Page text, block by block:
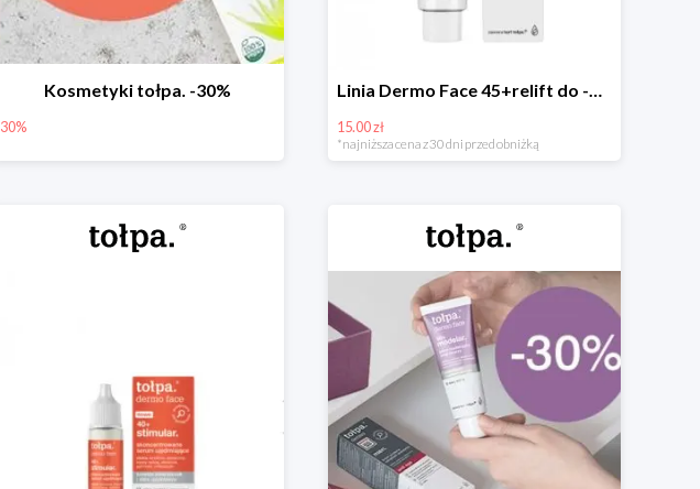
Kosmetyki tołpa. -30%
30%
Linia Dermo Face 45+relift do -15zł
15.00 zł
*najniższa cena z 30 dni przed obniżką